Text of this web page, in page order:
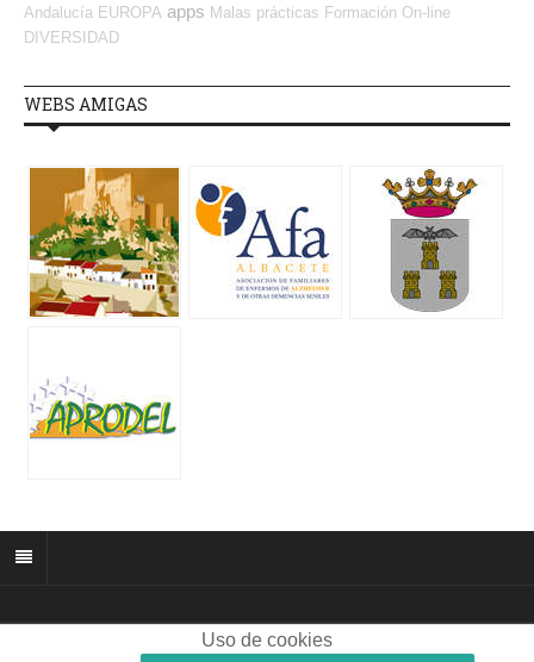
Andalucía EUROPA apps Malas prácticas Formación On-line
DIVERSIDAD
WEBS AMIGAS
© 2026 muñozparreño.es | Creative commons.
Uso de cookies